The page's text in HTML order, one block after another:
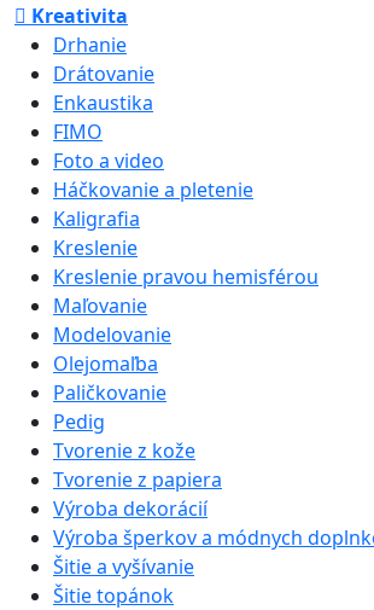
Kreativita
Drhanie
Drátovanie
Enkaustika
FIMO
Foto a video
Háčkovanie a pletenie
Kaligrafia
Kreslenie
Kreslenie pravou hemisférou
Maľovanie
Modelovanie
Olejomaľba
Paličkovanie
Pedig
Tvorenie z kože
Tvorenie z papiera
Výroba dekorácií
Výroba šperkov a módnych
Šitie a vyšívanie
Šitie topánok